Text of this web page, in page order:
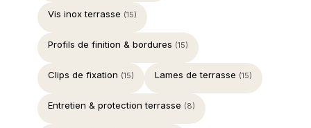
Vis inox terrasse (15)
Profils de finition & bordures (15)
Clips de fixation (15) Lames de terrasse (15)
Entretien & protection terrasse (8)